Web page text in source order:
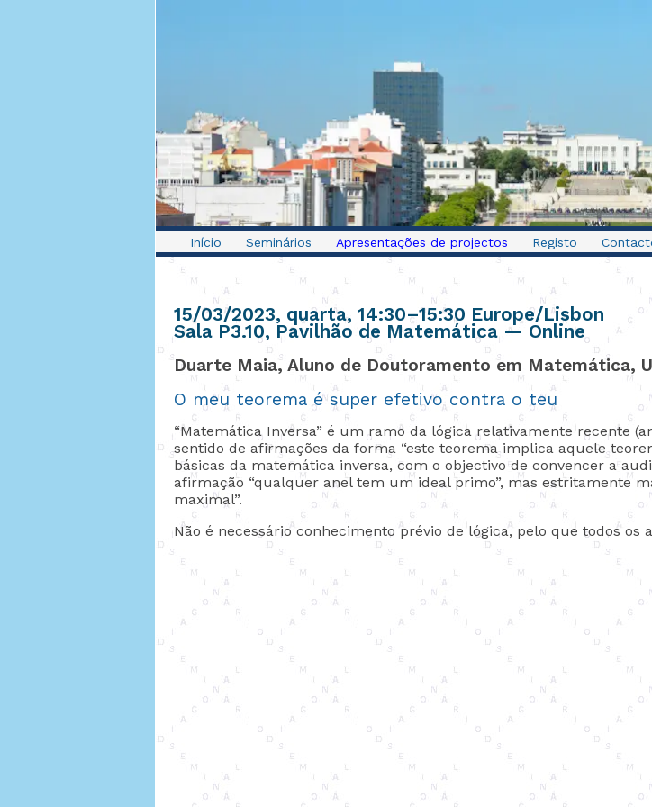
Início Seminários Apresentações de projectos Registo
15/03/2023, quarta, 14:30–15:30 Europe/Lisbon
Sala P3.10, Pavilhão de Matemática — Online
Duarte Maia, Aluno de Doutoramento em Matemática,
O meu teorema é super efetivo contra o teu
“Matemática Inversa” é um ramo da lógica relativamente recente
sentido de afirmações da forma “este teorema implica aquele
básicas da matemática inversa, com o objectivo de convencer a
afirmação “qualquer anel tem um ideal primo”, mas estritamente
maximal”.
Não é necessário conhecimento prévio de lógica, pelo que todos os